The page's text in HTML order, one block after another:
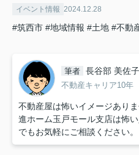
イベント情報 2024.12.28
#筑西市 #地域情報 #土地 #不動
筆者 長谷部 美佐子
不動産キャリア10年
不動産屋は怖いイメージあり
進ホーム玉戸モール支店は怖
でもお気軽にご相談ください。